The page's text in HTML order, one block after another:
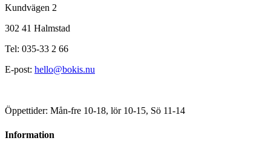
Kundvägen 2
302 41 Halmstad
Tel: 035-33 2 66
E-post: hello@bokis.nu
Öppettider: Mån-fre 10-18, lör 10-15, Sö 11-14
Information